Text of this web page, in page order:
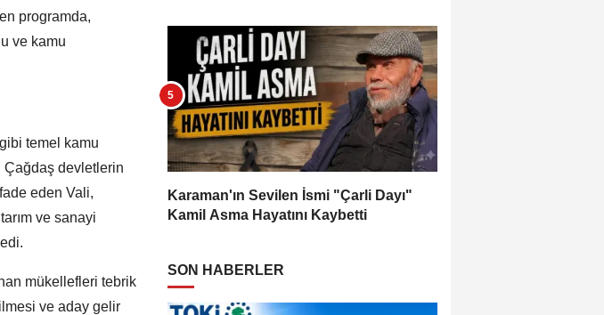
programda,
ve kamu
temel kamu
Çağdaş devletlerin
eden Vali,
ve sanayi
mükellefleri tebrik
ve aday gelir
Karaman'ın Sevilen İsmi "Çarli Dayı"
Kamil Asma Hayatını Kaybetti
SON HABERLER